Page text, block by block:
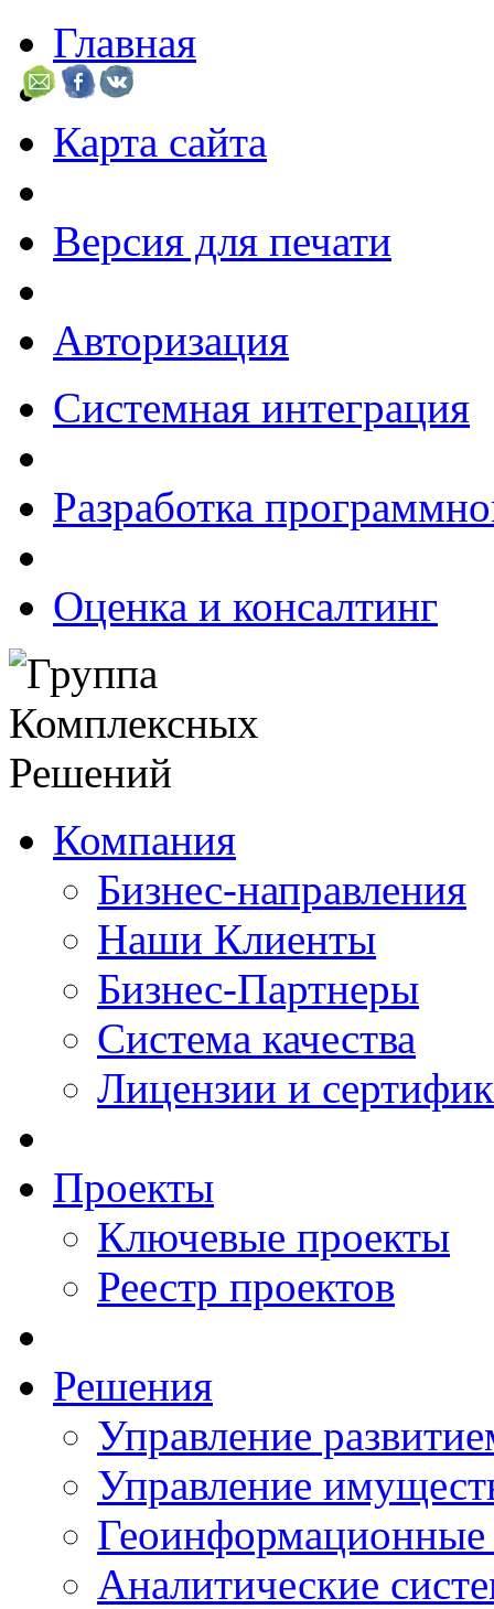
Главная
Карта сайта
Версия для печати
Авторизация
Системная интеграция
Разработка
Оценка и консалтинг
Компания
Бизнес-направления
Наши Клиенты
Бизнес-Партнеры
Система качества
Лицензии и
Проекты
Ключевые проекты
Реестр проектов
Решения
Управление
Управление
Аналитические